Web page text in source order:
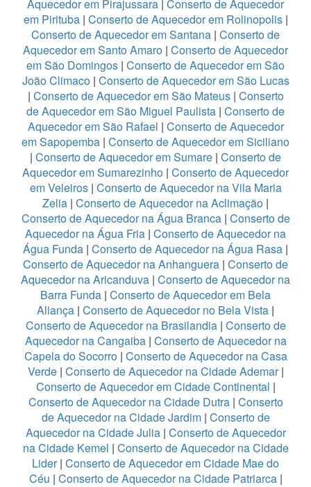
Aquecedor em Pirajussara | Conserto de Aquecedor
em Pirituba| Conserto de Aquecedor em Rolinopolis|
Conserto de Aquecedor em Santana | Conserto de
Aquecedor em Santo Amaro | Conserto de Aquecedor
em São Domingos | Conserto de Aquecedor em São
João Climaco| Conserto de Aquecedor em São Lucas
| Conserto de Aquecedor em São Mateus | Conserto
de Aquecedor em São Miguel Paulista | Conserto de
Aquecedor em São Rafael | Conserto de Aquecedor
em Sapopemba | Conserto de Aquecedor em Siciliano
| Conserto de Aquecedor em Sumare | Conserto de
Aquecedor em Sumarezinho | Conserto de Aquecedor
em Veleiros| Conserto de Aquecedor na Vila Maria
Zelia | Conserto de Aquecedor na Aclimação |
Conserto de Aquecedor na Água Branca| Conserto de
Aquecedor na Água Fria | Conserto de Aquecedor na
Água Funda | Conserto de Aquecedor na Água Rasa |
Conserto de Aquecedor na Anhanguera | Conserto de
Aquecedor na Aricanduva | Conserto de Aquecedor na
Barra Funda | Conserto de Aquecedor em Bela
Aliança | Conserto de Aquecedor no Bela Vista |
Conserto de Aquecedor na Brasilandia| Conserto de
Aquecedor na Cangaiba| Conserto de Aquecedor na
Capela do Socorro | Conserto de Aquecedor na Casa
Verde| Conserto de Aquecedor na Cidade Ademar|
Conserto de Aquecedor em Cidade Continental |
Conserto de Aquecedor na Cidade Dutra | Conserto
de Aquecedor na Cidade Jardim| Conserto de
Aquecedor na Cidade Julia | Conserto de Aquecedor
na Cidade Kemel | Conserto de Aquecedor na Cidade
Lider| Conserto de Aquecedor em Cidade Mae do
Céu | Conserto de Aquecedor na Cidade Patriarca|